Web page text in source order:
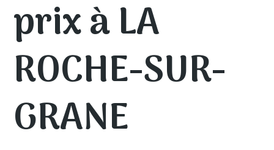
prix à LA
ROCHE-SUR-
GRANE